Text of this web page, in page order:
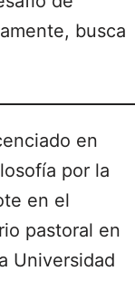
busca
en
por la
en el
pastoral en
Universidad